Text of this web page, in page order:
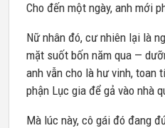
Cho đến một ngày, anh mới
Nữ nhân đó, cư nhiên lại là
mặt suốt bốn năm qua —
anh vẫn cho là hư vinh, toan
phận Lục gia để gả vào nhà
Mà lúc này, cô gái đó đang